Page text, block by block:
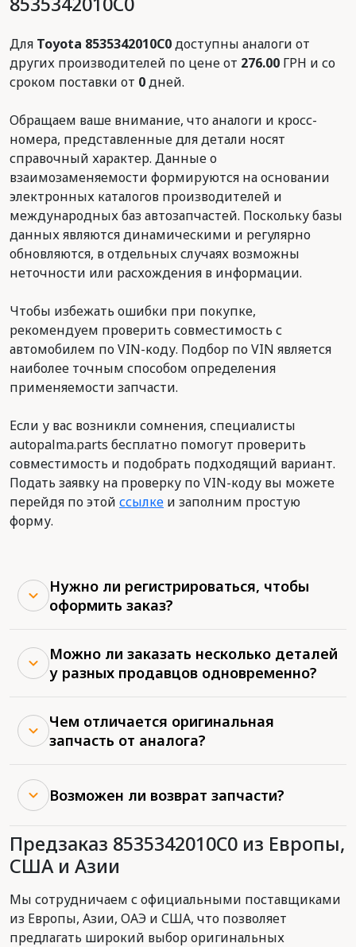
Для Toyota 8535342010C0доступны аналоги от
других производителей по цене от 276.00 ГРН и со
сроком поставки от 0дней.
Обращаем ваше внимание, что аналоги и кросс-
номера, представленные для детали носят
справочный характер. Данные о
взаимозаменяемости формируются на основании
электронных каталогов производителей и
международных баз автозапчастей. Поскольку базы
данных являются динамическими и регулярно
обновляются, в отдельных случаях возможны
неточности или расхождения в информации.
Чтобы избежать ошибки при покупке,
рекомендуем проверить совместимость с
автомобилем по VIN-коду. Подбор по VIN является
наиболее точным способом определения
применяемости запчасти.
Если у вас возникли сомнения, специалисты
autopalma.parts бесплатно помогут проверить
совместимость и подобрать подходящий вариант.
Подать заявку на проверку по VIN-коду вы можете
перейдя по этой ссылке и заполним простую
форму.
Нужно ли регистрироваться, чтобы
оформить заказ?
Можно ли заказать несколько деталей
у разных продавцов одновременно?
Чем отличается оригинальная
запчасть от аналога?
Возможен ли возврат запчасти?
Предзаказ 8535342010C0 из Европы,
США и Азии
Мы сотрудничаем с официальными поставщиками
из Европы, Азии, ОАЭ и США, что позволяет
предлагать широкий выбор оригинальных